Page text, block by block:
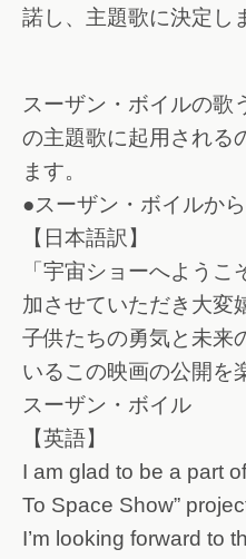
諾し、主題歌に決定し
スーザン・ボイルの歌
の主題歌に起用される
ます。
●スーザン・ボイルか
【日本語訳】
「宇宙ショーへよう
加させていただき大変
子供たちの勇気と未来
いるこの映画の公開を
スーザン・ボイル
【英語】
I am glad to be a part
To Space Show”
I’m looking forward to